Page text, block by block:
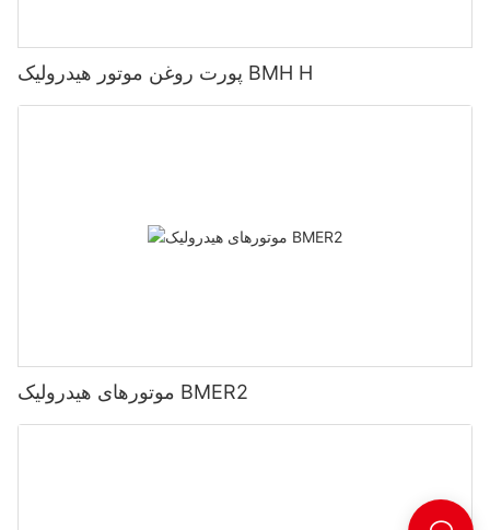
پورت روغن موتور هیدرولیک BMH H
موتورهای هیدرولیک BMER2